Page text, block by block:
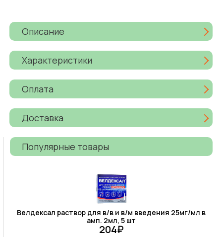
Описание
Характеристики
Оплата
Доставка
Популярные товары
Велдексал раствор для в/в и в/м введения 25мг/мл в
амп. 2мл, 5 шт
204₽